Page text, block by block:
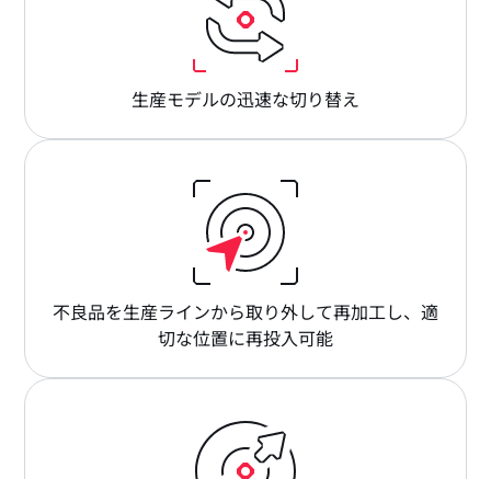
生産モデルの迅速な切り替え
不良品を生産ラインから取り外して再加工し、適
切な位置に再投入可能